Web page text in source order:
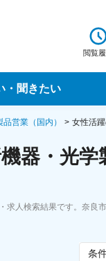
閲覧
・聞きたい
ー
営業（国内） 女性活
器・光
人検索結果です。奈良
条